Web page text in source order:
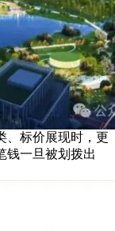
、标价展现时，更
钱一旦被划拨出